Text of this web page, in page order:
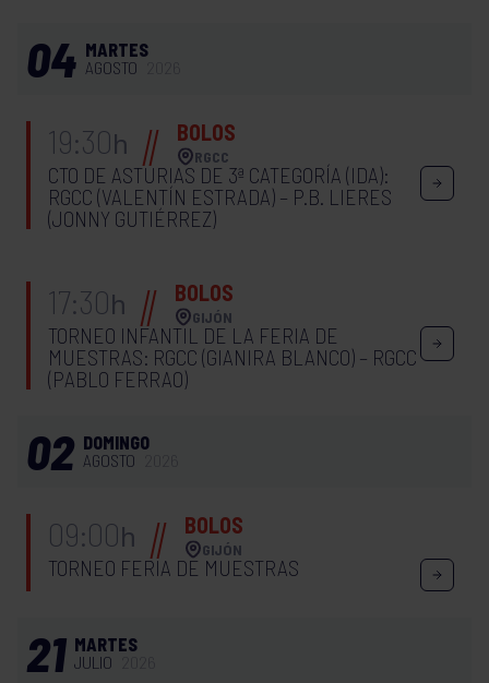
04 MARTES
AGOSTO
19:30h BOLOS
RGCC
CTO DE ASTURIAS DE 3ª CATEGORÍA (IDA):
RGCC (VALENTÍN ESTRADA) – P.B. LIERES
(JONNY GUTIÉRREZ)
17:30h BOLOS
GIJÓN
TORNEO INFANTIL DE LA FERIA DE
MUESTRAS: RGCC (GIANIRA BLANCO) – RGCC
(PABLO FERRAO)
02 DOMINGO
AGOSTO
09:00h BOLOS
GIJÓN
TORNEO FERIA DE MUESTRAS
21 MARTES
JULIO